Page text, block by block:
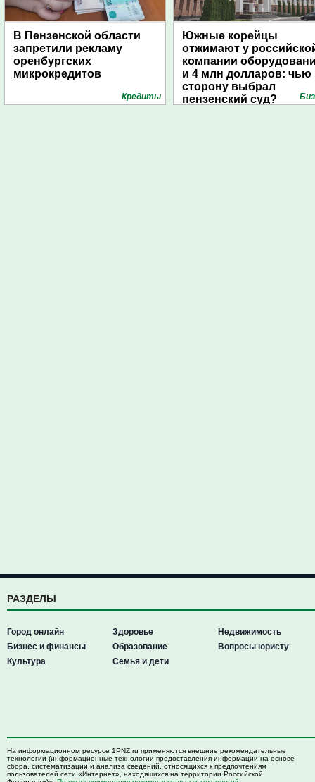
В Пензенской области
запретили рекламу
оренбургских
микрокредитов
Кредиты
Южные корейцы
отжимают у
компании
и 4 млн долларов: чью
сторону выбрал
пензенский суд?
РАЗДЕЛЫ
Город онлайн
Бизнес и финансы
Культура
Здоровье
Образование
Семья и дети
Недвижимость
Вопросы юристу
На информационном ресурсе 1PNZ.ru применяются внешние рекомендательные
технологии (информационные технологии предоставления информации на основе
сбора, систематизации и анализа сведений, относящихся к предпочтениям
пользователей сети «Интернет», находящихся на территории Российской